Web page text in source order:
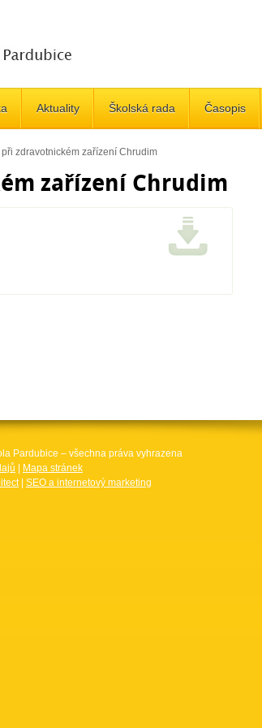
Aktuality Školská rada Časopis
zdravotnickém zařízení Chrudim
zařízení Chrudim
Pardubice – všechna práva vyhrazena
Mapa stránek
| SEO a internetový marketing